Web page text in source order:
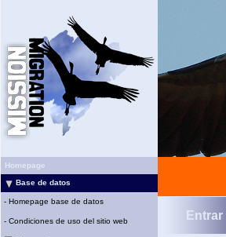
Homepage
Base de datos
- Homepage base de datos
- Condiciones de uso del sitio web Entrar